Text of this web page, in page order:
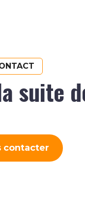
suite
contacter